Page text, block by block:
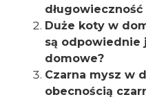
długowieczność
Duże koty w
są odpowiednie
domowe?
Czarna mysz w
obecnością